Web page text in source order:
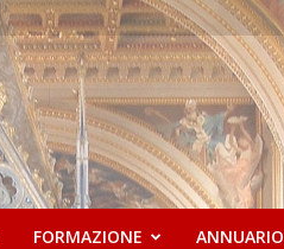
FORMAZIONE ANNUARIO